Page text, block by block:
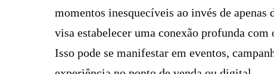
momentos inesquecíveis ao invés de
visa estabelecer uma conexão profunda
Isso pode se manifestar em eventos,